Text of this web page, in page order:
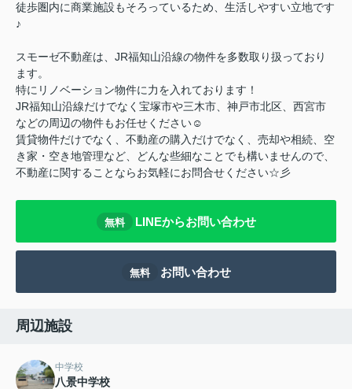
徒歩圏内に商業施設もそろっているため、生活しやすい立地です
♪
スモーゼ不動産は、JR福知山沿線の物件を多数取り扱っており
ます。
特にリノベーション物件に力を入れております！
JR福知山沿線だけでなく宝塚市や三木市、神戸市北区、西宮市
などの周辺の物件もお任せください☺
賃貸物件だけでなく、不動産の購入だけでなく、売却や相続、空
き家・空き地管理など、どんな些細なことでも構いませんので、
不動産に関することならお気軽にお問合せください☆彡
無料 LINEからお問い合わせ
無料 お問い合わせ
周辺施設
中学校
八景中学校